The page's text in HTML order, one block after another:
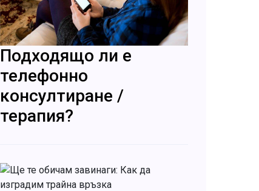
Подходящо ли е
телефонно
консултиране /
терапия?